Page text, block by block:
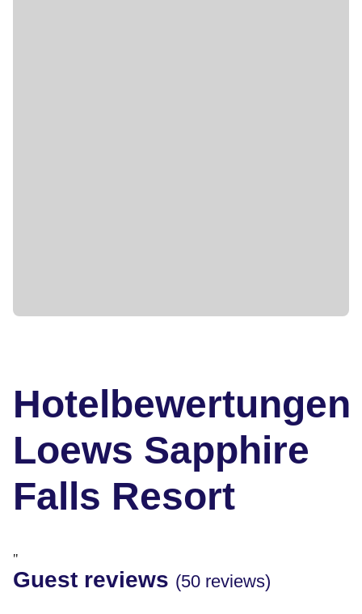
Hotelbewertungen
Loews Sapphire
Falls Resort
"
Guest reviews (50 reviews)